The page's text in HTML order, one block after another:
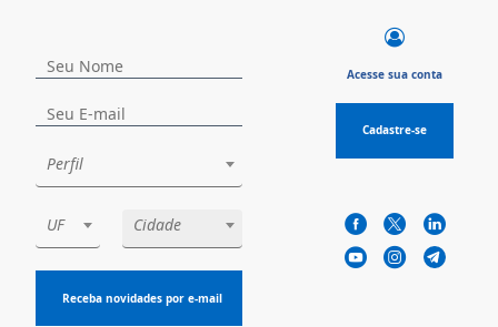
Perfil
UF Cidade
Receba novidades por e-mail
Acesse sua conta
Cadastre-se